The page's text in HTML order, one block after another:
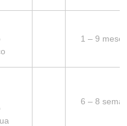
1 – 9 meses
6 – 8